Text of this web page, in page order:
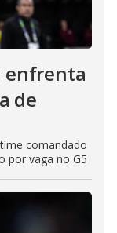
enfrenta
de
comandado
por vaga no G5